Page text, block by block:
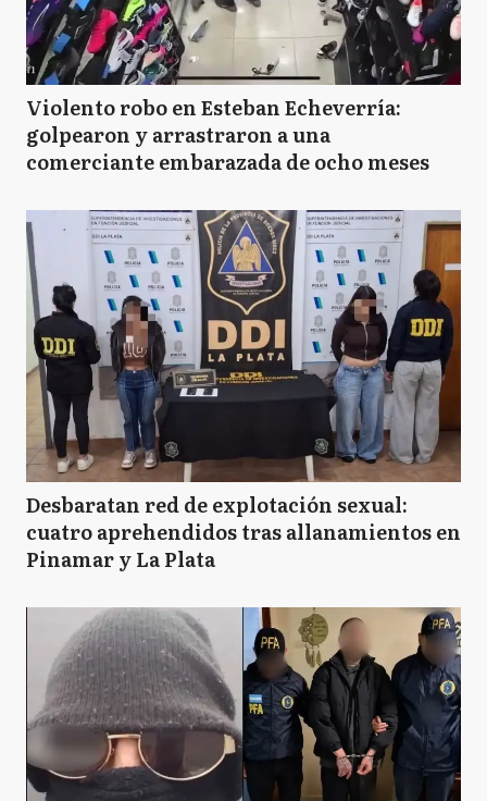
Violento robo en Esteban Echeverría:
golpearon y arrastraron a una
comerciante embarazada de ocho meses
Desbaratan red de explotación sexual:
cuatro aprehendidos tras allanamientos en
Pinamar y La Plata